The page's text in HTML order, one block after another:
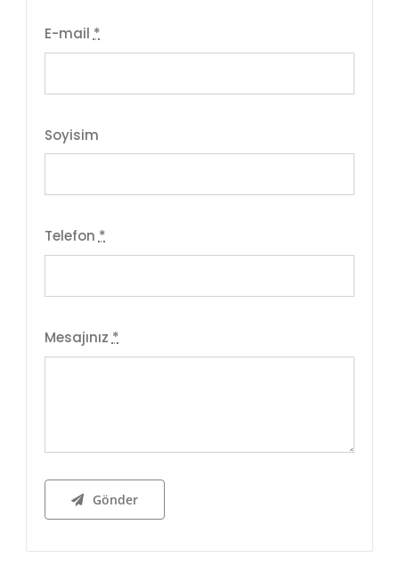
E-mail *
Soyisim
Telefon*
Mesajınız *
Gönder